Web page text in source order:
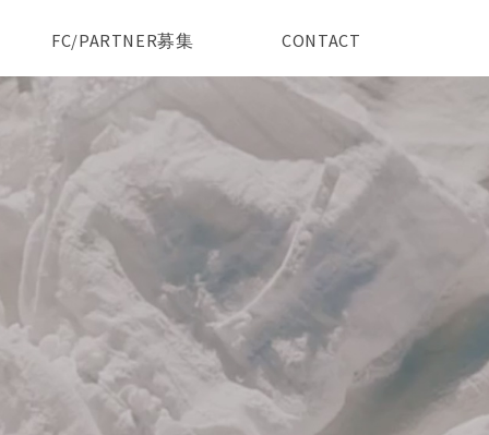
FC/PARTNER募集 CONTACT